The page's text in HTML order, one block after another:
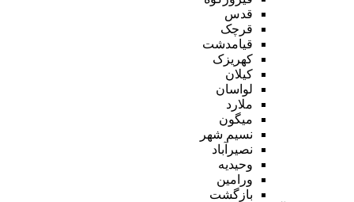
قدس
قرچک
قیامدشت
کهریزک
کیلان
لواسان
ملارد
میگون
نسیم شهر
نصیرآباد
وحیدیه
ورامین
بازگشت